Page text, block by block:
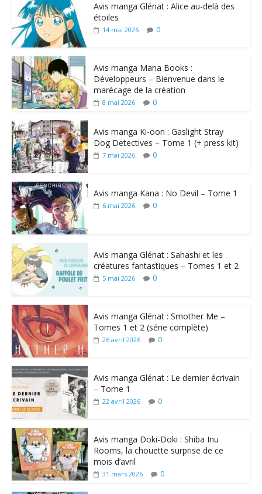
Avis manga Glénat : Alice au-delà des
étoiles
14 mai 2026 0
Avis manga Mana Books :
Développeurs – Bienvenue dans le
marécage de la création
8 mai 2026 0
Avis manga Ki-oon : Gaslight Stray
Dog Detectives – Tome 1 (+ press kit)
7 mai 2026 0
Avis manga Kana : No Devil – Tome 1
6 mai 2026 0
Avis manga Glénat : Sahashi et les
créatures fantastiques – Tomes 1 et 2
5 mai 2026 0
Avis manga Glénat : Smother Me –
Tomes 1 et 2 (série complète)
26 avril 2026 0
Avis manga Glénat : Le dernier écrivain
– Tome 1
22 avril 2026 0
Avis manga Doki-Doki : Shiba Inu
Rooms, la chouette surprise de ce
mois d’avril
31 mars 2026 0